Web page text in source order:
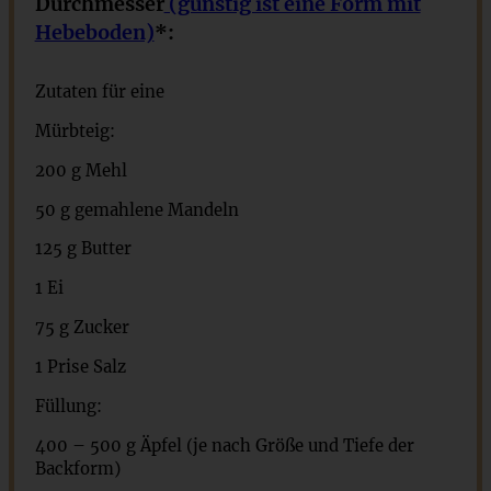
Hebeboden)*:
Zutaten für eine
Mürbteig:
200 gMehl
50 ggemahlene Mandeln
125 gButter
1 Ei
75 gZucker
1 Prise Salz
Füllung:
400 – 500 g Äpfel (je nach Größe und Tiefe der
Backform)